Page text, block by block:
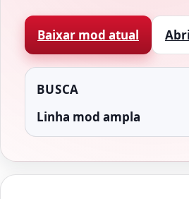
Baixar mod atual
BUSCA
Linha mod ampla